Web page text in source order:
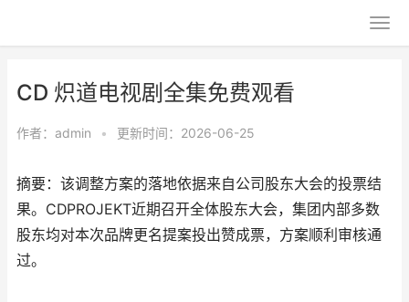
CD 炽道电视剧全集免费观看
作者： admin • 更新时间：2026-06-25
摘要：该调整方案的落地依据来自公司股东大会的投票结
果。CDPROJEKT近期召开全体股东大会，集团内部多数
股东均对本次品牌更名提案投出赞成票，方案顺利审核通
过。